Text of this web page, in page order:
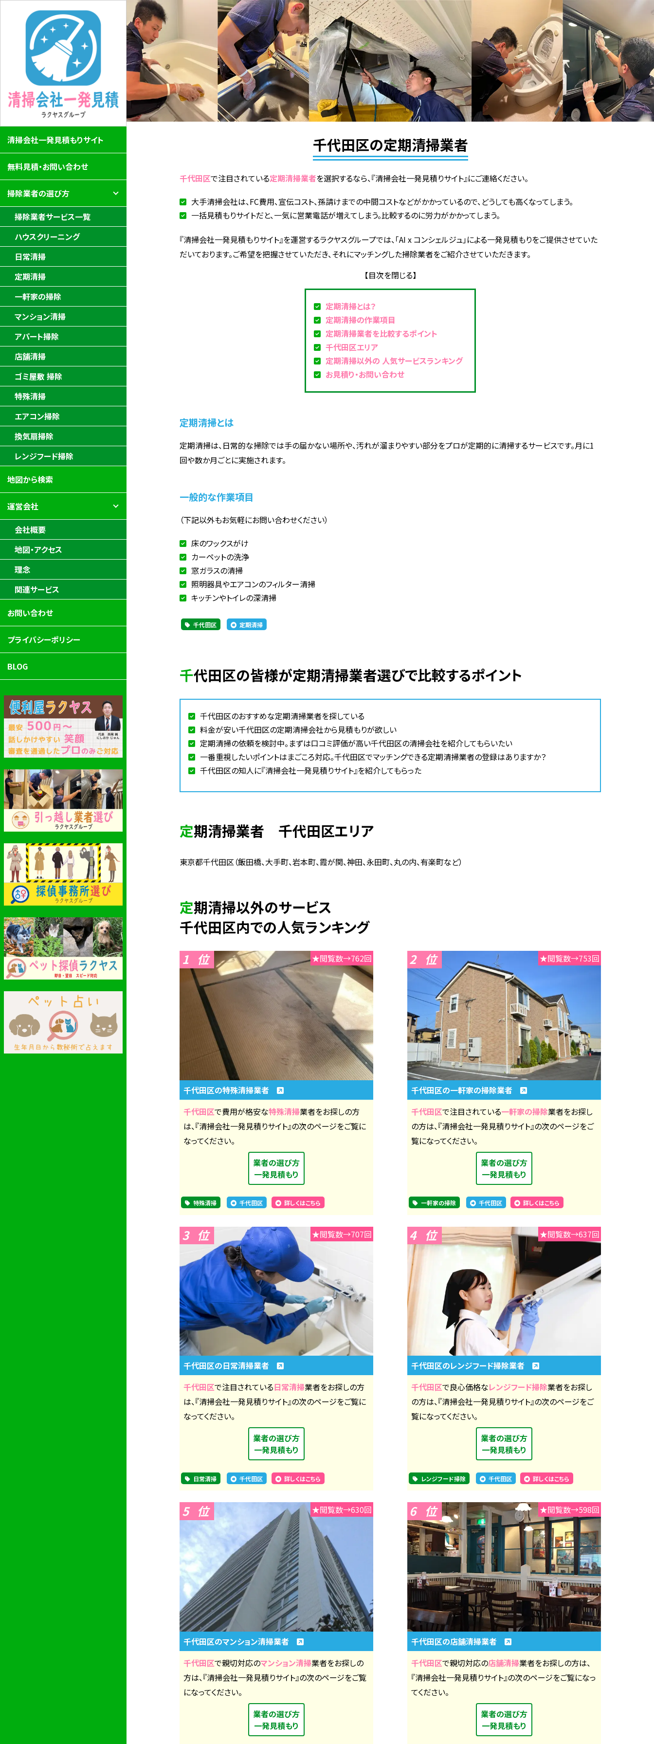
千代田区の定期清掃業者
千代田区で注目されている定期清掃業者を選択するなら、『清掃会社一発見積りサイト』にご連絡ください。
大手清掃会社は、FC費用、宣伝コスト、孫請けまでの中間コストなどがかかっているので、どうしても高くなってしまう。
一括見積もりサイトだと、一気に営業電話が増えてしまう。比較するのに労力がかかってしまう。
『清掃会社一発見積もりサイト』を運営するラクヤスグループでは、「AI x コンシェルジュ」による一発見積もりをご提供させていた
だいております。ご希望を把握させていただき、それにマッチングした掃除業者をご紹介させていただきます。
定期清掃とは？
定期清掃の作業項目
定期清掃業者を比較するポイント
千代田区エリア
定期清掃以外の 人気サービスランキング
お見積り・お問い合わせ
定期清掃とは
定期清掃は、日常的な掃除では手の届かない場所や、汚れが溜まりやすい部分をプロが定期的に清掃するサービスです。月に1
回や数か月ごとに実施されます。
一般的な作業項目
（下記以外もお気軽にお問い合わせください）
床のワックスがけ
カーペットの洗浄
窓ガラスの清掃
照明器具やエアコンのフィルター清掃
キッチンやトイレの深清掃
千代田区 定期清掃
千代田区の皆様が定期清掃業者選びで比較するポイント
千代田区のおすすめな定期清掃業者を探している
料金が安い千代田区の定期清掃会社から見積もりが欲しい
定期清掃の依頼を検討中。まずは口コミ評価が高い千代田区の清掃会社を紹介してもらいたい
一番重視したいポイントはまごころ対応。千代田区でマッチングできる定期清掃業者の登録はありますか？
千代田区の知人に『清掃会社一発見積りサイト』を紹介してもらった
定期清掃業者 千代田区エリア
東京都千代田区（飯田橋、大手町、岩本町、霞が関、神田、永田町、丸の内、有楽町など）
定期清掃以外のサービス
千代田区内での人気ランキング
1 ★閲覧数→762回
千代田区の特殊清掃業者
千代田区で費用が格安な特殊清掃業者をお探しの方
は、『清掃会社一発見積りサイト』の次のページをご覧に
なってください。
業者の選び方
一発見積もり
特殊清掃 千代田区 詳しくはこちら
2 ★閲覧数→753回
千代田区の一軒家の掃除業者
千代田区で注目されている一軒家の掃除業者をお探し
の方は、『清掃会社一発見積りサイト』の次のページをご
覧になってください。
業者の選び方
一発見積もり
一軒家の掃除 千代田区 詳しくはこちら
3 ★閲覧数→707回
千代田区の日常清掃業者
千代田区で注目されている日常清掃業者をお探しの方
は、『清掃会社一発見積りサイト』の次のページをご覧に
なってください。
業者の選び方
一発見積もり
日常清掃 千代田区 詳しくはこちら
4 ★閲覧数→637回
千代田区のレンジフード掃除業者
千代田区で良心価格なレンジフード掃除業者をお探し
の方は、『清掃会社一発見積りサイト』の次のページをご
覧になってください。
業者の選び方
一発見積もり
レンジフード掃除 千代田区 詳しくはこちら
5 ★閲覧数→630回
千代田区のマンション清掃業者
千代田区で親切対応のマンション清掃業者をお探しの
方は、『清掃会社一発見積りサイト』の次のページをご覧
になってください。
業者の選び方
一発見積もり
6 ★閲覧数→598回
千代田区の店舗清掃業者
千代田区で親切対応の店舗清掃業者をお探しの方は、
『清掃会社一発見積りサイト』の次のページをご覧になっ
てください。
業者の選び方
一発見積もり
清掃会社一発見積もりサイト
無料見積・お問い合わせ
掃除業者の選び方
掃除業者サービス一覧
ハウスクリーニング
日常清掃
定期清掃
一軒家の掃除
マンション清掃
アパート掃除
店舗清掃
ゴミ屋敷 掃除
特殊清掃
エアコン掃除
換気扇掃除
レンジフード掃除
地図から検索
運営会社
会社概要
地図・アクセス
理念
関連サービス
お問い合わせ
プライバシーポリシー
BLOG